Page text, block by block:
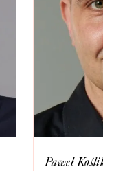
Paweł Koślik